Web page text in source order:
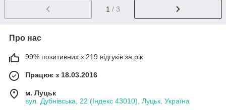
1 / 3
Про нас
99% позитивних з 219 відгуків за рік
Працює з 18.03.2016
м. Луцьк
вул. Дубнівська, 22 (Індекс 43010), Луцьк, Україна